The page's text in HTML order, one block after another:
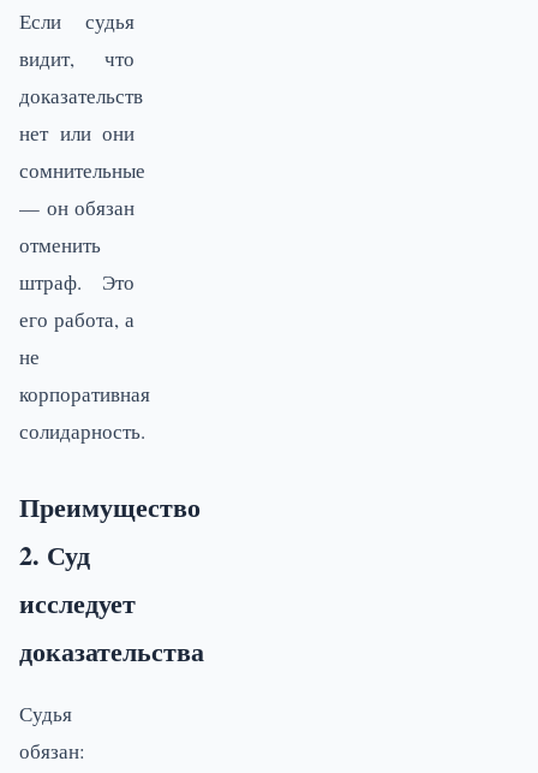
Если судья
видит, что
доказательств
нет или они
сомнительные
— он обязан
отменить
штраф. Это
его работа, а
не
корпоративная
солидарность.
Преимущество
2. Суд
исследует
доказательства
Судья
обязан: